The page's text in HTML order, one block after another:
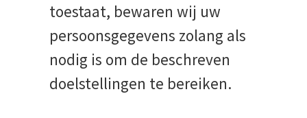
toestaat, bewaren wij uw
persoonsgegevens zolang als
nodig is om de beschreven
doelstellingen te bereiken.